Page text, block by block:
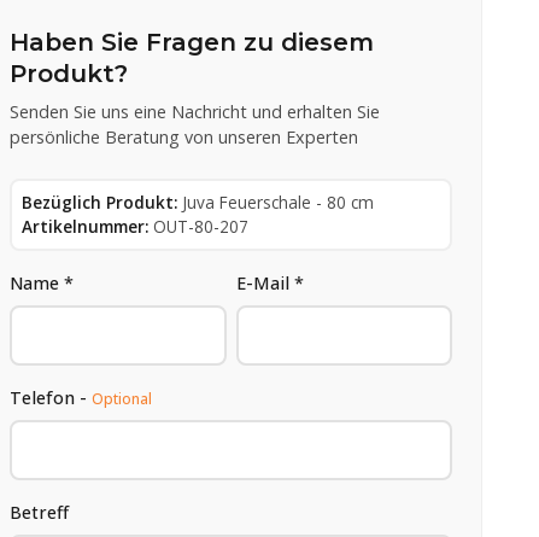
Haben Sie Fragen zu diesem
Produkt?
Senden Sie uns eine Nachricht und erhalten Sie
persönliche Beratung von unseren Experten
Bezüglich Produkt: Juva Feuerschale - 80 cm
Artikelnummer: OUT-80-207
Name * E-Mail *
Telefon -Optional
Betreff